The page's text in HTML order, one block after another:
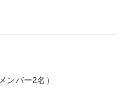
ンバー2名）